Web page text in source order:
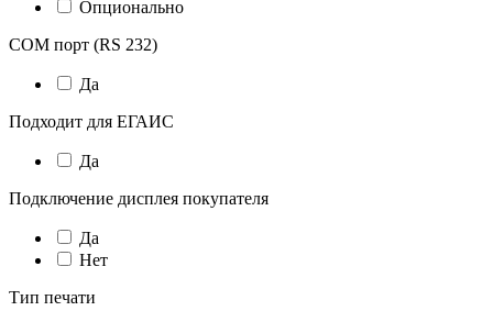
Опционально
COM порт (RS 232)
Да
Подходит для ЕГАИС
Да
Подключение дисплея покупателя
Да
Нет
Тип печати